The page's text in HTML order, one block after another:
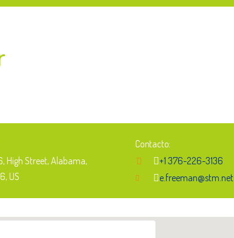
High Street, Alabama,
US
Contacto:
+1 376-226-3136
e.freeman@stm.net